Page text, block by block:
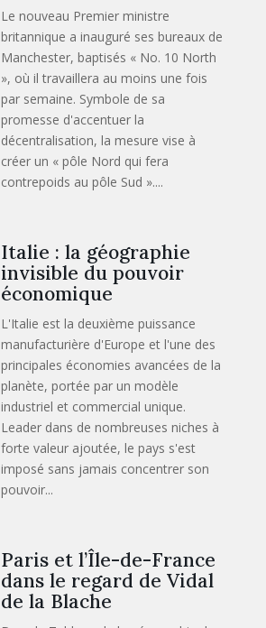
Le nouveau Premier ministre
britannique a inauguré ses bureaux de
Manchester, baptisés « No. 10 North
», où il travaillera au moins une fois
par semaine. Symbole de sa
promesse d'accentuer la
décentralisation, la mesure vise à
créer un « pôle Nord qui fera
contrepoids au pôle Sud »....
Italie : la géographie
invisible du pouvoir
économique
L'Italie est la deuxième puissance
manufacturière d'Europe et l'une des
principales économies avancées de la
planète, portée par un modèle
industriel et commercial unique.
Leader dans de nombreuses niches à
forte valeur ajoutée, le pays s'est
imposé sans jamais concentrer son
pouvoir...
Paris et l’Île-de-France
dans le regard de Vidal
de la Blache